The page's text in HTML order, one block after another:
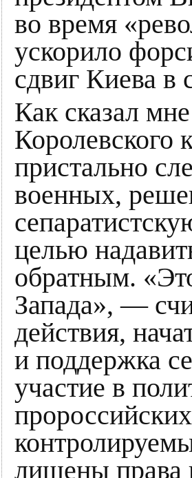
во время
ускорило
сдвиг Киева в
Как сказал
Королевского
пристально
военных,
целью
обратным.
Запада», —
действия,
и поддержка
участие в
лишены права